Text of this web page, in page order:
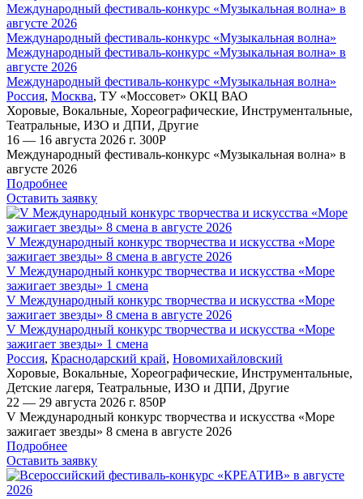
Международный фестиваль-конкурс «Музыкальная волна» в
августе 2026
Международный фестиваль-конкурс «Музыкальная волна»
Международный фестиваль-конкурс «Музыкальная волна» в
августе 2026
Международный фестиваль-конкурс «Музыкальная волна»
Россия, Москва, ТУ «Моссовет» ОКЦ ВАО
Хоровые, Вокальные, Хореографические, Инструментальные,
Театральные, ИЗО и ДПИ, Другие
16 — 16 августа 2026 г. 300Р
Международный фестиваль-конкурс «Музыкальная волна» в
августе 2026
Подробнее
Оставить заявку
V Международный конкурс творчества и искусства «Море
зажигает звезды» 8 смена в августе 2026
V Международный конкурс творчества и искусства «Море
зажигает звезды» 1 смена
V Международный конкурс творчества и искусства «Море
зажигает звезды» 8 смена в августе 2026
V Международный конкурс творчества и искусства «Море
зажигает звезды» 1 смена
Россия, Краснодарский край, Новомихайловский
Хоровые, Вокальные, Хореографические, Инструментальные,
Детские лагеря, Театральные, ИЗО и ДПИ, Другие
22 — 29 августа 2026 г. 850Р
V Международный конкурс творчества и искусства «Море
зажигает звезды» 8 смена в августе 2026
Подробнее
Оставить заявку